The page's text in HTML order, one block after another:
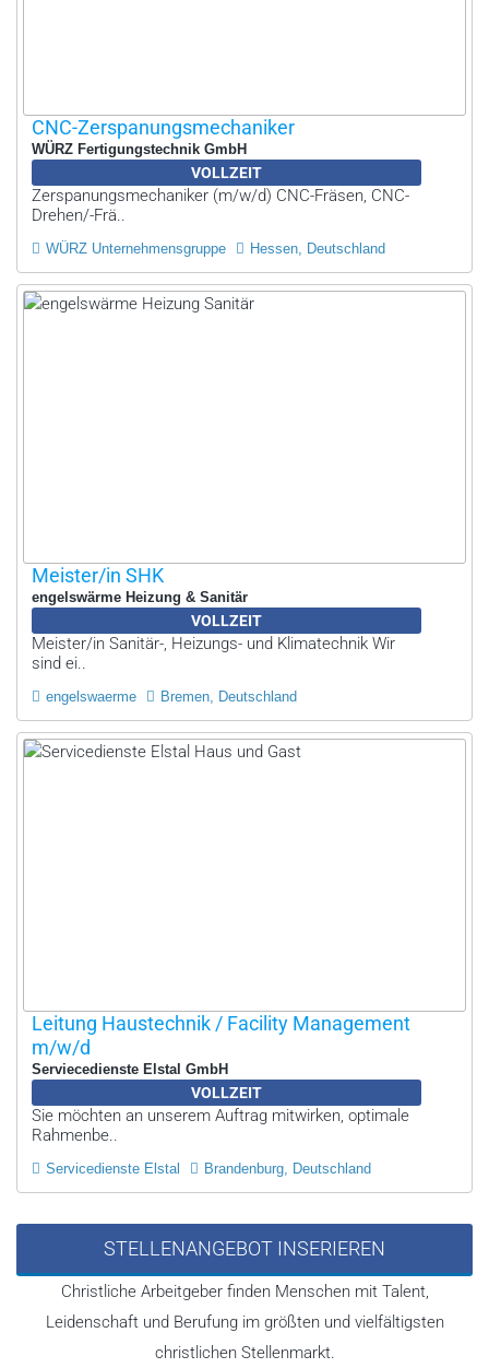
CNC-Zerspanungsmechaniker
WÜRZ Fertigungstechnik GmbH
VOLLZEIT
Zerspanungsmechaniker (m/w/d) CNC-Fräsen, CNC-
Drehen/-Frä..
WÜRZ Unternehmensgruppe Hessen, Deutschland
Meister/in SHK
engelswärme Heizung & Sanitär
VOLLZEIT
Meister/in Sanitär-, Heizungs- und Klimatechnik Wir
sind ei..
engelswaerme Bremen, Deutschland
Leitung Haustechnik / Facility Management
m/w/d
Serviecedienste Elstal GmbH
VOLLZEIT
Sie möchten an unserem Auftrag mitwirken, optimale
Rahmenbe..
Servicedienste Elstal Brandenburg, Deutschland
STELLENANGEBOT INSERIEREN
Christliche Arbeitgeber finden Menschen mit Talent,
Leidenschaft und Berufung im größten und vielfältigsten
christlichen Stellenmarkt.